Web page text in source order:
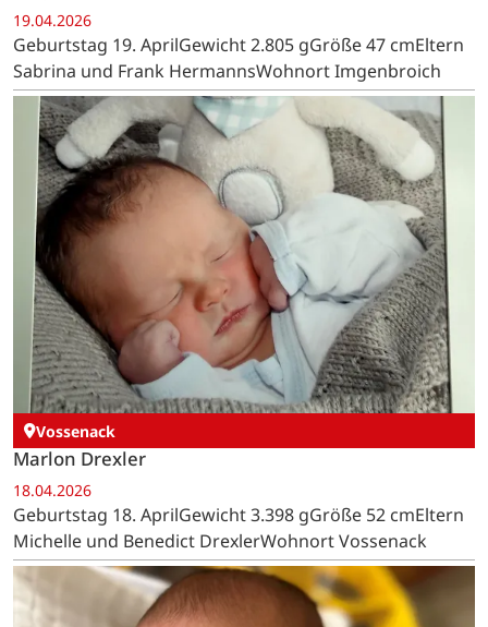
19.04.2026
Geburtstag 19. AprilGewicht 2.805 gGröße 47 cmEltern
Sabrina und Frank HermannsWohnort Imgenbroich
Vossenack
Marlon Drexler
18.04.2026
Geburtstag 18. AprilGewicht 3.398 gGröße 52 cmEltern
Michelle und Benedict DrexlerWohnort Vossenack